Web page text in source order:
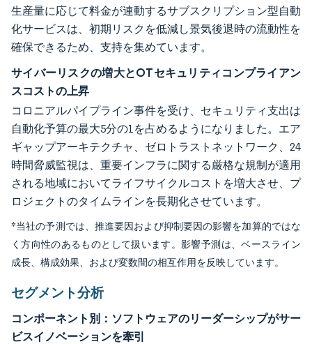
生産量に応じて料金が連動するサブスクリプション型自動
化サービスは、初期リスクを低減し景気後退時の流動性を
確保できるため、支持を集めています。
サイバーリスクの増大とOTセキュリティコンプライアン
スコストの上昇
コロニアルパイプライン事件を受け、セキュリティ支出は
自動化予算の最大5分の1を占めるようになりました。エア
ギャップアーキテクチャ、ゼロトラストネットワーク、24
時間脅威監視は、重要インフラに関する厳格な規制が適用
される地域においてライフサイクルコストを増大させ、プ
ロジェクトのタイムラインを長期化させています。
*当社の予測では、推進要因および抑制要因の影響を加算的ではな
く方向性のあるものとして扱います。影響予測は、ベースライン
成長、構成効果、および変数間の相互作用を反映しています。
セグメント分析
コンポーネント別：ソフトウェアのリーダーシップがサー
ビスイノベーションを牽引